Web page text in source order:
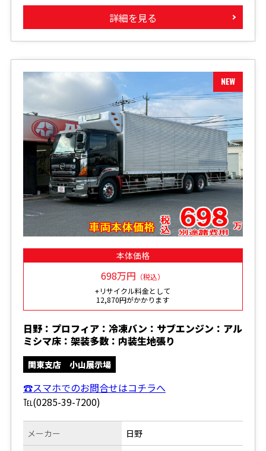
詳細を見る
本体価格
698万円 （税込）
+リサイクル料金として
12,870円がかかります
日野：プロフィア：冷凍バン：サブエンジン：アル
ミシマ床：架装多数：内装生地張り
関東支店 小山展示場
☎スマホでのお問合せはコチラへ
℡(0285-39-7200)
メーカー 日野